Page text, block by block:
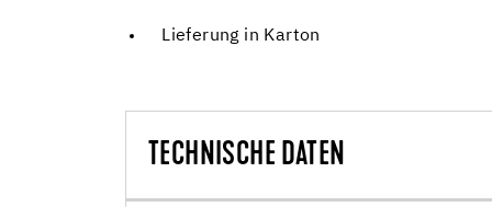
Lieferung in Karton
TECHNISCHE DATEN